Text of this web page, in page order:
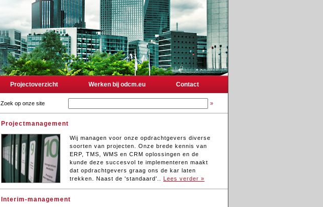
Projectoverzicht Werken bij odcm.eu Contact
Zoek op onze site »
Projectmanagement
Wij managen voor onze opdrachtgevers diverse
soorten van projecten. Onze brede kennis van
ERP, TMS, WMS en CRM oplossingen en de
kunde deze succesvol te implementeren maakt
dat opdrachtgevers graag ons de kar laten
trekken. Naast de 'standaard'.. Lees verder »
Interim-management